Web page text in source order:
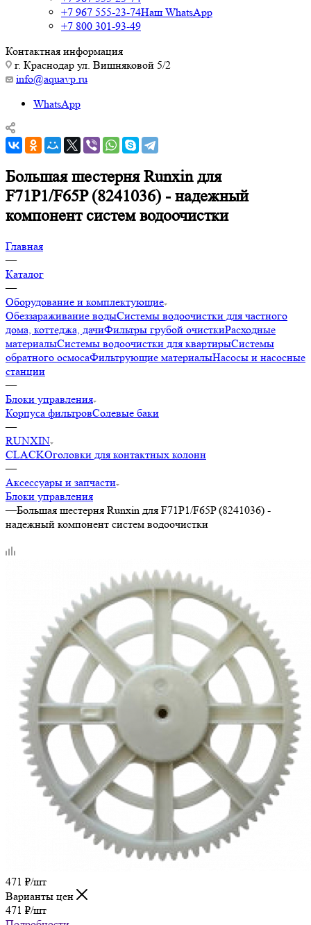
+7 967 555-23-74Наш WhatsApp
+7 800 301-93-49
Контактная информация
г. Краснодар ул. Вишняковой 5/2
info@aquavp.ru
WhatsApp
Большая шестерня Runxin для
F71P1/F65P (8241036) - надежный
компонент систем водоочистки
Главная
—
Каталог
—
Оборудование и комплектующие
Обеззараживание водыСистемы водоочистки для частного
дома, коттеджа, дачиФильтры грубой очисткиРасходные
материалыСистемы водоочистки для квартирыСистемы
обратного осмосаФильтрующие материалыНасосы и насосные
станции
—
Блоки управления
Корпуса фильтровСолевые баки
—
RUNXIN
CLACKОголовки для контактных колонн
—
Аксессуары и запчасти
Блоки управления
—Большая шестерня Runxin для F71P1/F65P (8241036) -
надежный компонент систем водоочистки
471 ₽/шт
Варианты цен
471 ₽/шт